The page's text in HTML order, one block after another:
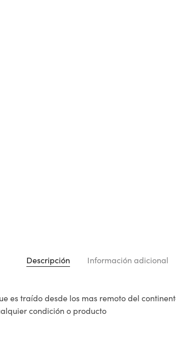
Descripción Información adicional
es traído desde los mas remoto del
condición o producto